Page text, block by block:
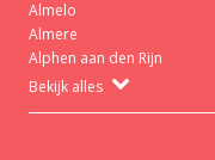
Almelo
Almere
Alphen aan den Rijn
Bekijk alles